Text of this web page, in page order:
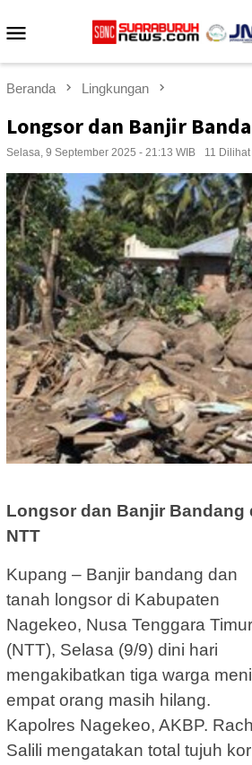
ke
Beranda Lingkungan
Longsor dan Banjir
Selasa, 9 September 2025 - 21:13 WIB 11 Dilihat
Longsor dan Banjir Bandang
NTT
Kupang – Banjir bandang dan
tanah longsor di Kabupaten
Nagekeo, Nusa Tenggara Timur
(NTT), Selasa (9/9) dini hari
mengakibatkan tiga warga
empat orang masih hilang.
Kapolres Nagekeo, AKBP.
Salili mengatakan total tujuh